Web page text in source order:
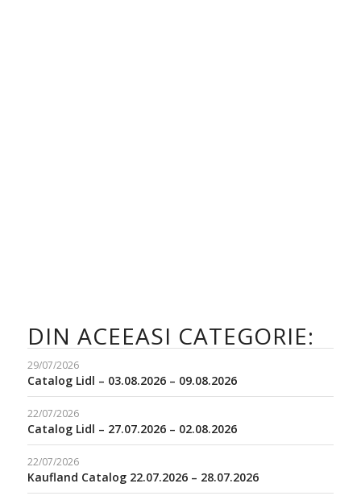
DIN ACEEASI CATEGORIE:
29/07/2026
Catalog Lidl – 03.08.2026 – 09.08.2026
22/07/2026
Catalog Lidl – 27.07.2026 – 02.08.2026
22/07/2026
Kaufland Catalog 22.07.2026 – 28.07.2026